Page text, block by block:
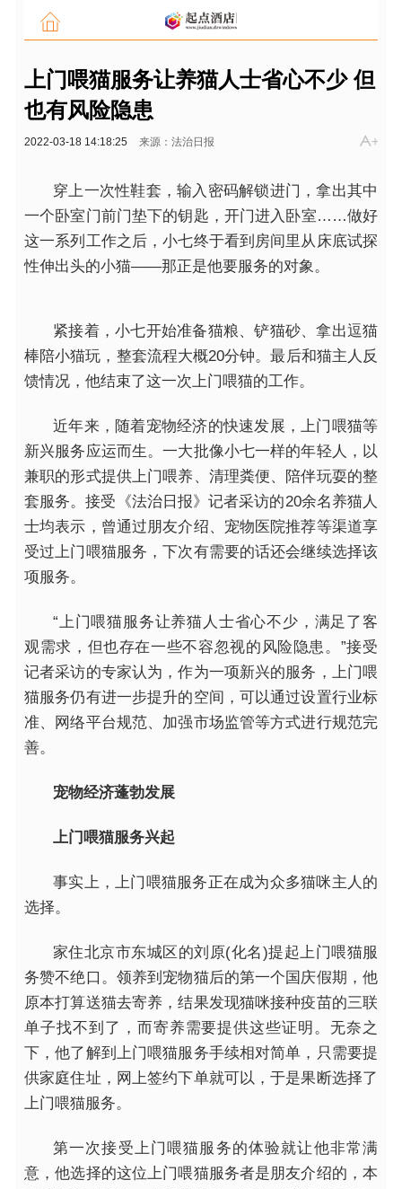
上门喂猫服务让养猫人士省心不少 但
也有风险隐患
2022-03-18 14:18:25 来源：法治日报
穿上一次性鞋套，输入密码解锁进门，拿出其中
一个卧室门前门垫下的钥匙，开门进入卧室……做好
这一系列工作之后，小七终于看到房间里从床底试探
性伸出头的小猫——那正是他要服务的对象。
紧接着，小七开始准备猫粮、铲猫砂、拿出逗猫
棒陪小猫玩，整套流程大概20分钟。最后和猫主人反
馈情况，他结束了这一次上门喂猫的工作。
近年来，随着宠物经济的快速发展，上门喂猫等
新兴服务应运而生。一大批像小七一样的年轻人，以
兼职的形式提供上门喂养、清理粪便、陪伴玩耍的整
套服务。接受《法治日报》记者采访的20余名养猫人
士均表示，曾通过朋友介绍、宠物医院推荐等渠道享
受过上门喂猫服务，下次有需要的话还会继续选择该
项服务。
“上门喂猫服务让养猫人士省心不少，满足了客
观需求，但也存在一些不容忽视的风险隐患。”接受
记者采访的专家认为，作为一项新兴的服务，上门喂
猫服务仍有进一步提升的空间，可以通过设置行业标
准、网络平台规范、加强市场监管等方式进行规范完
善。
宠物经济蓬勃发展
上门喂猫服务兴起
事实上，上门喂猫服务正在成为众多猫咪主人的
选择。
家住北京市东城区的刘原(化名)提起上门喂猫服
务赞不绝口。领养到宠物猫后的第一个国庆假期，他
原本打算送猫去寄养，结果发现猫咪接种疫苗的三联
单子找不到了，而寄养需要提供这些证明。无奈之
下，他了解到上门喂猫服务手续相对简单，只需要提
供家庭住址，网上签约下单就可以，于是果断选择了
上门喂猫服务。
第一次接受上门喂猫服务的体验就让他非常满
意，他选择的这位上门喂猫服务者是朋友介绍的，本